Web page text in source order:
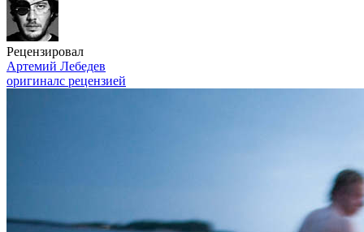
Рецензировал
Артемий Лебедев
оригиналс рецензией